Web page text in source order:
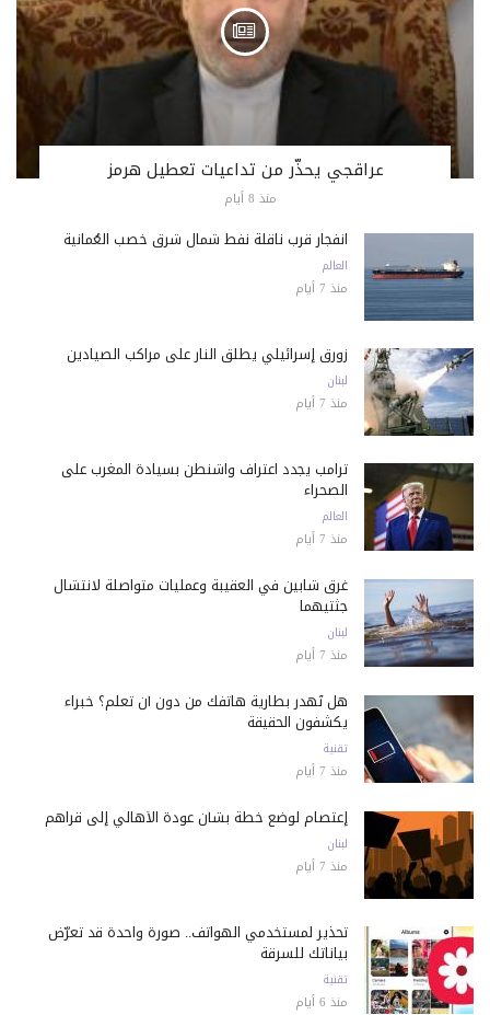
عراقجي يحذّر من تداعيات تعطيل هرمز
منذ 8 أيام
انفجار قرب ناقلة نفط شمال شرق خصب العُمانية
العالم
منذ 7 أيام
زورق إسرائيلي يطلق النار على مراكب الصيادين
لبنان
منذ 7 أيام
ترامب يجدد اعتراف واشنطن بسيادة المغرب على
الصحراء
العالم
منذ 7 أيام
غرق شابين في العقيبة وعمليات متواصلة لانتشال
جثتيهما
لبنان
منذ 7 أيام
هل تُهدر بطارية هاتفك من دون أن تعلم؟ خبراء
يكشفون الحقيقة
تقنية
منذ 7 أيام
إعتصام لوضع خطة بشأن عودة الأهالي إلى قراهم
لبنان
منذ 7 أيام
تحذير لمستخدمي الهواتف.. صورة واحدة قد تعرّض
بياناتك للسرقة
تقنية
منذ 6 أيام